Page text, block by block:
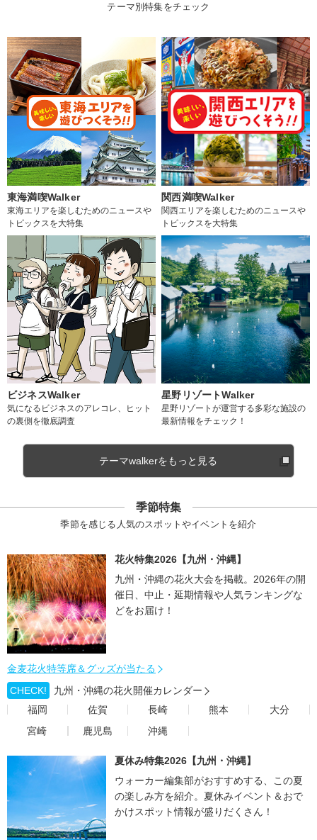
テーマ別特集をチェック
東海満喫Walker
東海エリアを楽しむためのニュースや
トピックスを大特集
関西満喫Walker
関西エリアを楽しむためのニュースや
トピックスを大特集
ビジネスWalker
気になるビジネスのアレコレ、ヒット
の裏側を徹底調査
星野リゾートWalker
星野リゾートが運営する多彩な施設の
最新情報をチェック！
テーマwalkerをもっと見る
季節特集
季節を感じる人気のスポットやイベントを紹介
花火特集2026【九州・沖縄】
九州・沖縄の花火大会を掲載。2026年の開
催日、中止・延期情報や人気ランキングな
どをお届け！
金麦花火特等席＆グッズが当たる
CHECK!
九州・沖縄の花火開催カレンダー
福岡
佐賀 長崎 熊本
大分
宮崎
鹿児島 沖縄
夏休み特集2026【九州・沖縄】
ウォーカー編集部がおすすめする、この夏
の楽しみ方を紹介。夏休みイベント＆おで
かけスポット情報が盛りだくさん！